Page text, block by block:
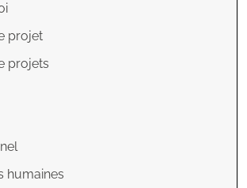
projet
projets
humaines